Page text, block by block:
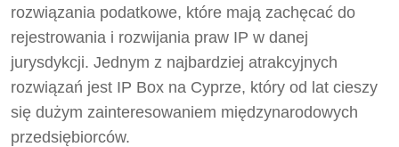
rozwiązania podatkowe, które mają zachęcać do
rejestrowania i rozwijania praw IP w danej
jurysdykcji. Jednym z najbardziej atrakcyjnych
rozwiązań jest IP Box na Cyprze, który od lat cieszy
się dużym zainteresowaniem międzynarodowych
przedsiębiorców.